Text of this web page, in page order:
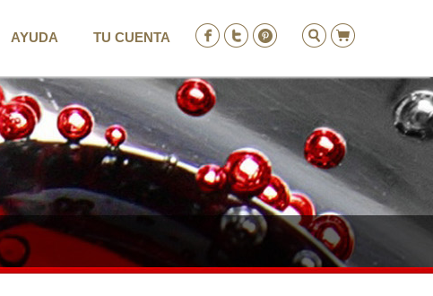
AYUDA TU CUENTA
ENTRAR
REGISTRO